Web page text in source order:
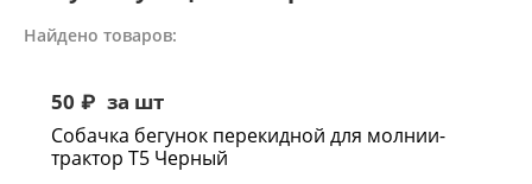
Найдено товаров:
50 ₽ за шт
Собачка бегунок перекидной для молнии-
трактор Т5 Черный